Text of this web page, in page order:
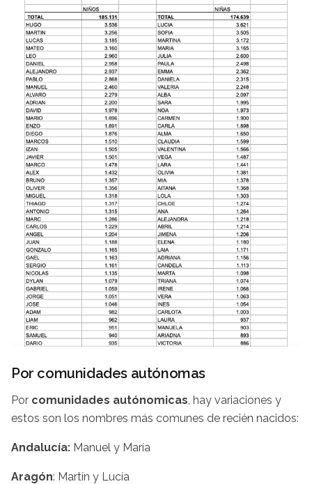
Por comunidades autónomas
Por comunidades autónomicas , hay variaciones y
estos son los nombres más comunes de recién nacidos:
Andalucía: Manuel y María
Aragón: Martín y Lucía